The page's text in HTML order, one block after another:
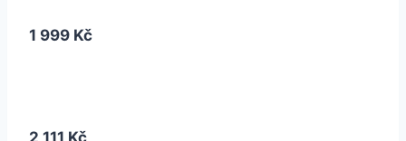
1 999 Kč
2 111 Kč